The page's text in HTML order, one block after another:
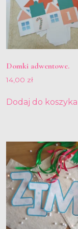
Domki adwentowe.
14,00 zł
Dodaj do koszyka